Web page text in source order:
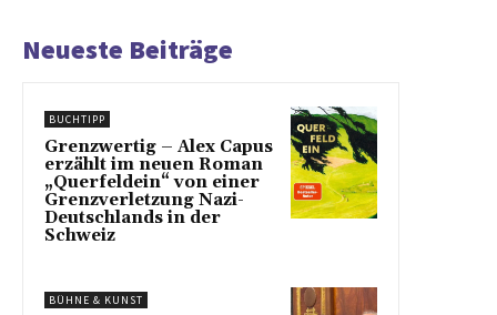
Neueste Beiträge
BUCHTIPP
Grenzwertig – Alex Capus
erzählt im neuen Roman
„Querfeldein“ von einer
Grenzverletzung Nazi-
Deutschlands in der
Schweiz
BÜHNE & KUNST